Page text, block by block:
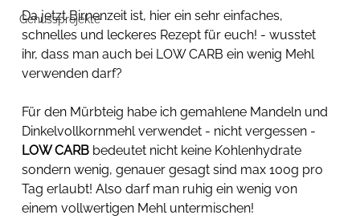
Genussprojekte
Da jetzt Birnenzeit ist, hier ein sehr einfaches,
schnelles und leckeres Rezept für euch! - wusstet
ihr, dass man auch bei LOW CARB ein wenig Mehl
verwenden darf?
Für den Mürbteig habe ich gemahlene Mandeln und
Dinkelvollkornmehl verwendet - nicht vergessen -
LOW CARB bedeutet nicht keine Kohlenhydrate
sondern wenig, genauer gesagt sind max 100g pro
Tag erlaubt! Also darf man ruhig ein wenig von
einem vollwertigen Mehl untermischen!